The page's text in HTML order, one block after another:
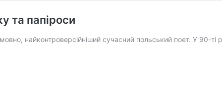
та папіроси
найконтроверсійніший сучасний польський поет. У 90-